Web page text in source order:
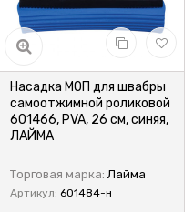
Насадка МОП для швабры
самоотжимной роликовой
601466, PVA, 26 см, синяя,
ЛАЙМА
Торговая марка: Лайма
Артикул: 601484-н